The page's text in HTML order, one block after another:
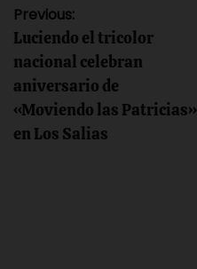
Navegación
de
entradas
Previous:
Luciendo el tricolor
nacional celebran
aniversario de
«Moviendo las Patricias»
en Los Salias